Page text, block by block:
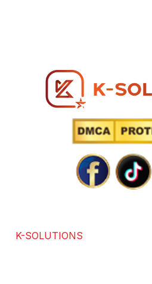
K-SOLUTIONS